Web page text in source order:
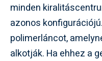
minden
azonos
polimerláncot,
alkotják. Ha ehhez a